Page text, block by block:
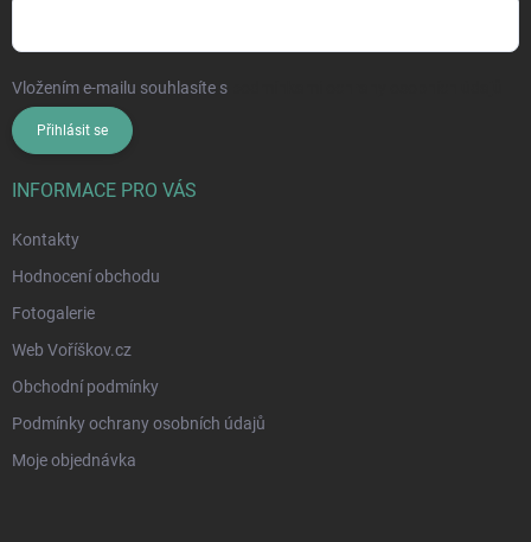
Vložením e-mailu souhlasíte s
Přihlásit se
INFORMACE PRO VÁS
Kontakty
Hodnocení obchodu
Fotogalerie
Web Voříškov.cz
Obchodní podmínky
Podmínky ochrany osobních údajů
Moje objednávka